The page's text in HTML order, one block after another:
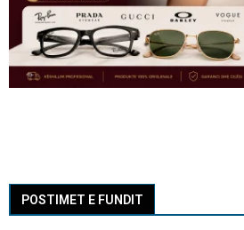
POSTIMET E FUNDIT